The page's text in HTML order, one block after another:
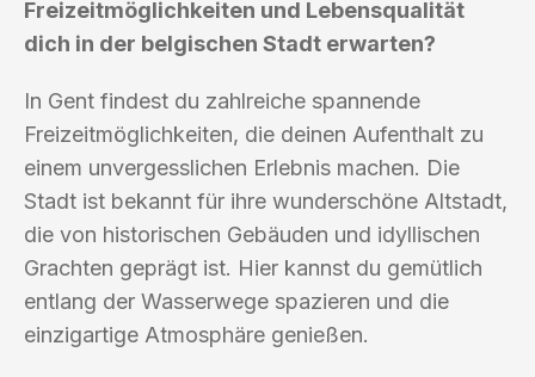
Freizeitmöglichkeiten und Lebensqualität
dich in der belgischen Stadt erwarten?
In Gent findest du zahlreiche spannende
Freizeitmöglichkeiten, die deinen Aufenthalt zu
einem unvergesslichen Erlebnis machen. Die
Stadt ist bekannt für ihre wunderschöne Altstadt,
die von historischen Gebäuden und idyllischen
Grachten geprägt ist. Hier kannst du gemütlich
entlang der Wasserwege spazieren und die
einzigartige Atmosphäre genießen.